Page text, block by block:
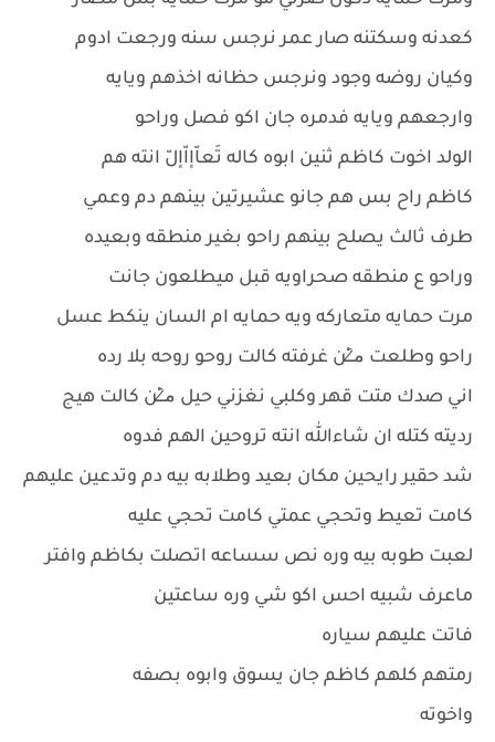
كعدنه وسكتنه صار عمر نرجس سنه ورجعت ادوم
وكيان روضه وجود ونرجس حظانه اخذهم ويايه
وارجعهم ويايه فدمره جان اكو فصل وراحو
الولد اخوت كاظم ثنين ابوه كاله تَعاّإاّإلّ انته هم
كاظم راح بس هم جانو عشيرتين بينهم دم وعمي
طرف ثالث يصلح بينهم راحو بغير منطقه وبعيده
وراحو ع منطقه صحراويه قبل ميطلعون جانت
مرت حمايه متعاركه ويه حمايه ام السان ينكط عسل
راحو وطلعت م̷ـــِْن غرفته كالت روحو روحه بلا رده
اني صدك متت قهر وكلبي نغزني حيل م̷ـــِْن كالت هيج
رديته كتله ان شاءالله انته تروحين الهم فدوه
شد حقير رايحين مكان بعيد وطلابه بيه دم وتدعين عليهم
كامت تعيط وتحجي عمتي كامت تحجي عليه
لعبت طوبه بيه وره نص سساعه اتصلت بكاظم وافتر
ماعرف شبيه احس اكو شي وره ساعتين
فاتت عليهم سياره
رمتهم كلهم كاظم جان يسوق وابوه بصفه
واخوته